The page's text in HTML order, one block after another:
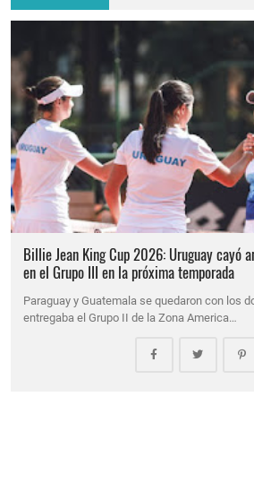
Billie Jean King Cup 2026: Uruguay cayó
en el Grupo III en la próxima temporada
Paraguay y Guatemala se quedaron con los
entregaba el Grupo II de la Zona America…